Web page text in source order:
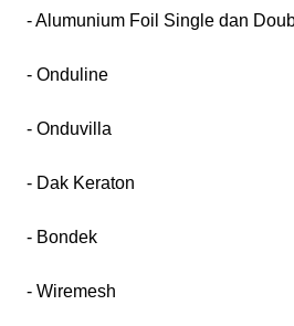
- Alumunium Foil Single dan
- Onduline
- Onduvilla
- Dak Keraton
- Bondek
- Wiremesh